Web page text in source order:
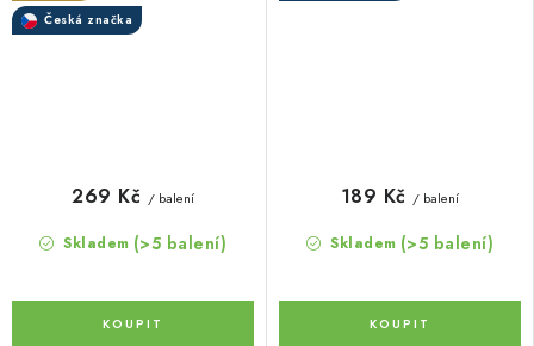
Česká značka
Skladem (>5 balení)
269 Kč / balení
Skladem (>5 balení)
189 Kč / balení